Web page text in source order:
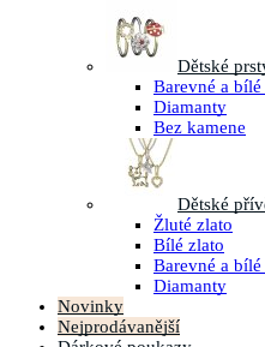
Dětské
Barevné a
Diamanty
Bez kamene
Dětské
Žluté zlato
Bílé zlato
Barevné a
Diamanty
Novinky
Nejprodávanější